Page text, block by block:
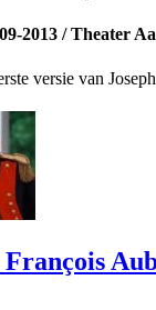
2013 / Theater
versie van